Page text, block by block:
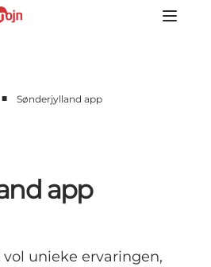
■ Sønderjylland app
app
unieke ervaringen,